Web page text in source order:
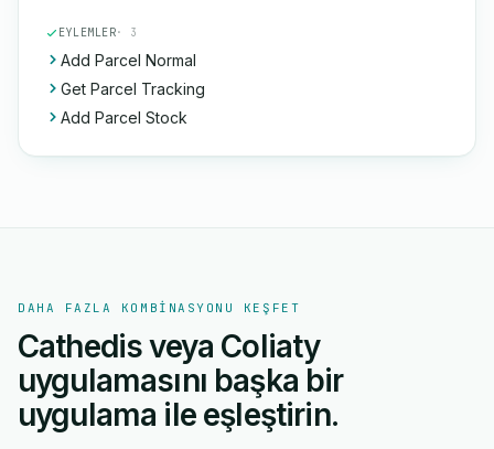
EYLEMLER· 3
Add Parcel Normal
Get Parcel Tracking
Add Parcel Stock
DAHA FAZLA KOMBINASYONU KEŞFET
Cathedis veya Coliaty
uygulamasını başka bir
uygulama ile eşleştirin.